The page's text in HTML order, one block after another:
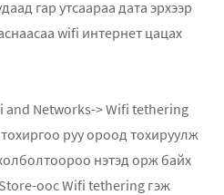
гар утсаараа дата эрхээр
wifi интернет цацах
Networks-> Wifi tethering
руу ороод тохируулж
нэтэд орж байх
ooc Wifi tethering гэж